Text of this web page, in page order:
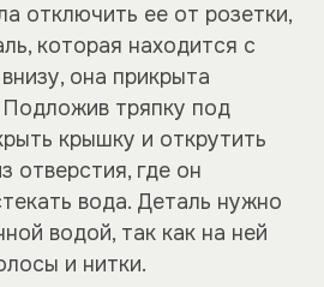
отключить ее от розетки,
которая находится с
она прикрыта
тряпку под
крышку и открутить
отверстия, где он
вода. Деталь нужно
водой, так как на ней
и нитки.